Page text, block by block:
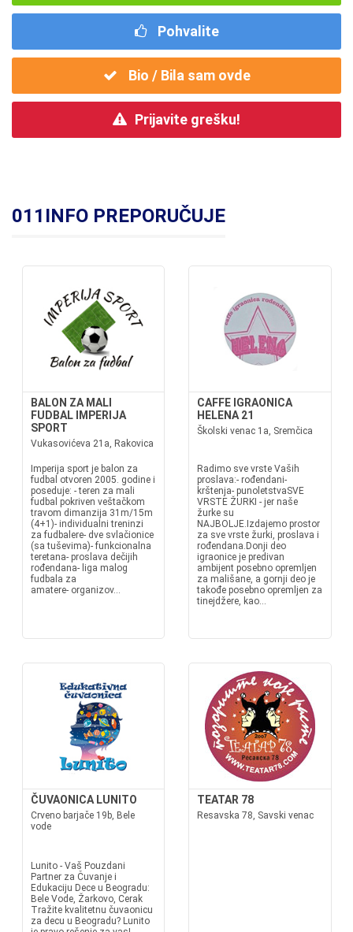
Pohvalite
Bio / Bila sam ovde
Prijavite grešku!
011INFO PREPORUČUJE
BALON ZA MALI
FUDBAL IMPERIJA
SPORT
Vukasovićeva 21a, Rakovica
Imperija sport je balon za
fudbal otvoren 2005. godine i
poseduje: - teren za mali
fudbal pokriven veštačkom
travom dimanzija 31m/15m
(4+1)- individualni treninzi
za fudbalere- dve svlačionice
(sa tuševima)- funkcionalna
teretana- proslava dečijih
rođendana- liga malog
fudbala za
amatere- organizov...
CAFFE IGRAONICA
HELENA 21
Školski venac 1a, Sremčica
Radimo sve vrste Vaših
proslava:- rođendani-
krštenja- punoletstvaSVE
VRSTE ŽURKI - jer naše
žurke su
NAJBOLJE.Izdajemo prostor
za sve vrste žurki, proslava i
rođendana.Donji deo
igraonice je predivan
ambijent posebno opremljen
za mališane, a gornji deo je
takođe posebno opremljen za
tinejdžere, kao...
ČUVAONICA LUNITO
Crveno barjače 19b, Bele
vode
Lunito - Vaš Pouzdani
Partner za Čuvanje i
Edukaciju Dece u Beogradu:
Bele Vode, Žarkovo, Cerak
Tražite kvalitetnu čuvaonicu
za decu u Beogradu? Lunito
TEATAR 78
Resavska 78, Savski venac